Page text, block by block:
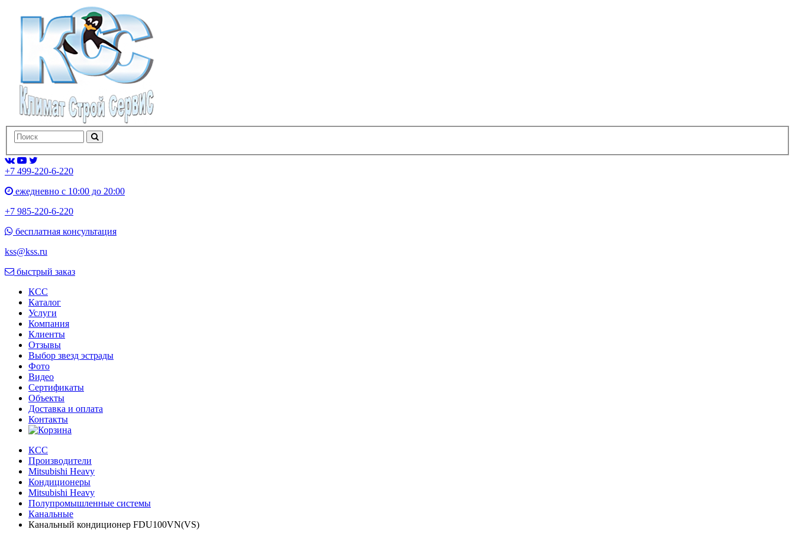
+7 499-220-6-220
ежедневно с 10:00 до 20:00
+7 985-220-6-220
бесплатная консультация
kss@kss.ru
быстрый заказ
КСС
Каталог
Услуги
Компания
Клиенты
Oтзывы
Выбор звезд эстрады
Фото
Видео
Сертификаты
Объекты
Доставка и оплата
Контакты
КСС
Производители
Mitsubishi Heavy
Кондиционеры
Mitsubishi Heavy
Полупромышленные системы
Канальные
Канальный кондиционер FDU100VN(VS)